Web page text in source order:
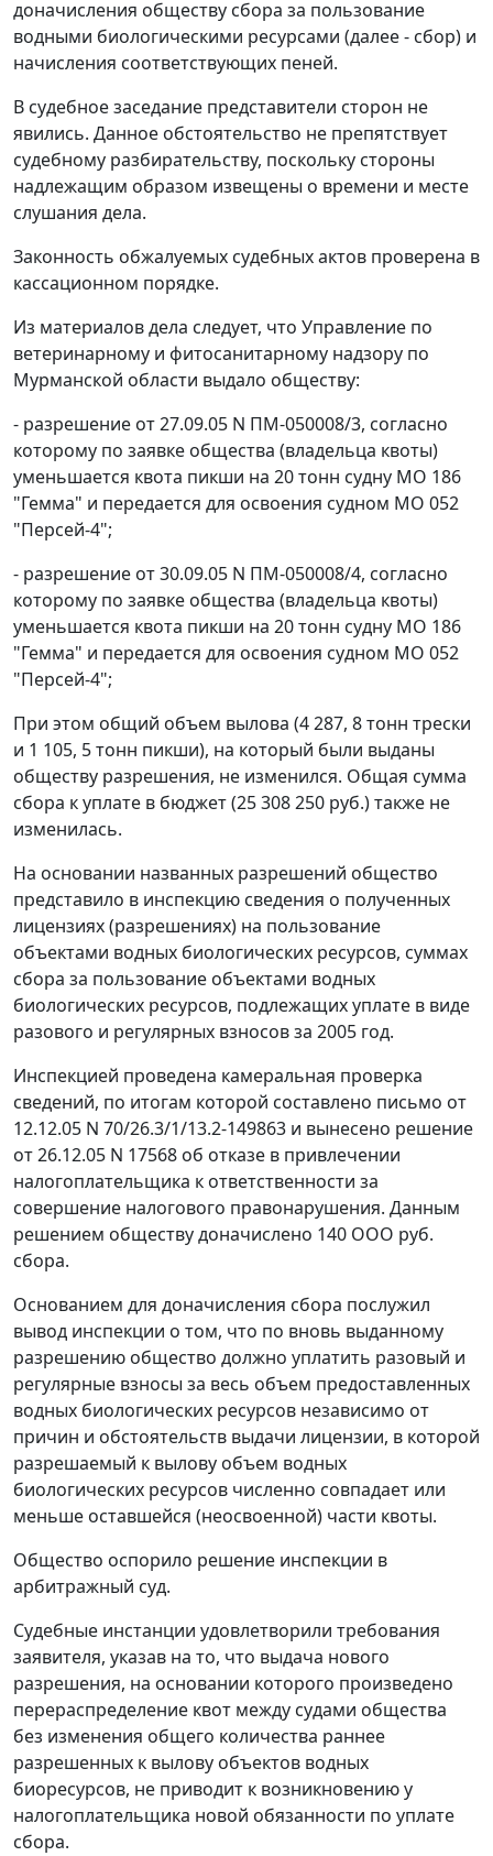
доначисления обществу сбора за пользование
водными биологическими ресурсами (далее - сбор) и
начисления соответствующих пеней.
В судебное заседание представители сторон не
явились. Данное обстоятельство не препятствует
судебному разбирательству, поскольку стороны
надлежащим образом извещены о времени и месте
слушания дела.
Законность обжалуемых судебных актов проверена в
кассационном порядке.
Из материалов дела следует, что Управление по
ветеринарному и фитосанитарному надзору по
Мурманской области выдало обществу:
- разрешение от 27.09.05 N ПМ-050008/3, согласно
которому по заявке общества (владельца квоты)
уменьшается квота пикши на 20 тонн судну МО 186
"Гемма" и передается для освоения судном МО 052
"Персей-4";
- разрешение от 30.09.05 N ПМ-050008/4, согласно
которому по заявке общества (владельца квоты)
уменьшается квота пикши на 20 тонн судну МО 186
"Гемма" и передается для освоения судном МО 052
"Персей-4";
При этом общий объем вылова (4 287, 8 тонн трески
и 1 105, 5 тонн пикши), на который были выданы
обществу разрешения, не изменился. Общая сумма
сбора к уплате в бюджет (25 308 250 руб.) также не
изменилась.
На основании названных разрешений общество
представило в инспекцию сведения о полученных
лицензиях (разрешениях) на пользование
объектами водных биологических ресурсов, суммах
сбора за пользование объектами водных
биологических ресурсов, подлежащих уплате в виде
разового и регулярных взносов за 2005 год.
Инспекцией проведена камеральная проверка
сведений, по итогам которой составлено письмо от
12.12.05 N 70/26.3/1/13.2-149863 и вынесено решение
от 26.12.05 N 17568 об отказе в привлечении
налогоплательщика к ответственности за
совершение налогового правонарушения. Данным
решением обществу доначислено 140 ООО руб.
сбора.
Основанием для доначисления сбора послужил
вывод инспекции о том, что по вновь выданному
разрешению общество должно уплатить разовый и
регулярные взносы за весь объем предоставленных
водных биологических ресурсов независимо от
причин и обстоятельств выдачи лицензии, в которой
разрешаемый к вылову объем водных
биологических ресурсов численно совпадает или
меньше оставшейся (неосвоенной) части квоты.
Общество оспорило решение инспекции в
арбитражный суд.
Судебные инстанции удовлетворили требования
заявителя, указав на то, что выдача нового
разрешения, на основании которого произведено
перераспределение квот между судами общества
без изменения общего количества раннее
разрешенных к вылову объектов водных
биоресурсов, не приводит к возникновению у
налогоплательщика новой обязанности по уплате
сбора.